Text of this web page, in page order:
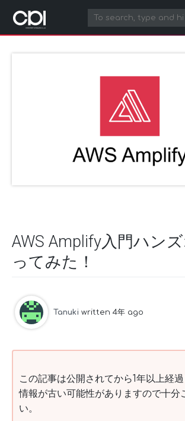
AWS Amplify入門ハン
ってみた！
Tanuki written 4年 ago
この記事は公開されてから1年以上経過
情報が古い可能性がありますので十分
い。